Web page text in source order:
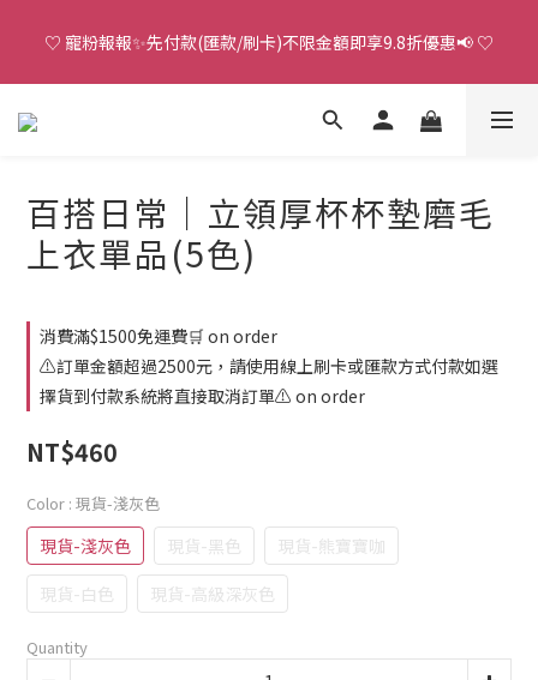
♡ 官 網 訂 單 滿 NT.1500 即 享 免 運 費 🚚💨 ♡
♡ 寵粉報報✨先付款(匯款/刷卡)不限金額即享9.8折優惠📢 ♡
單 筆 購 物 滿 NT.5000 即 享「 V I P 」一 整 年 不 限 金 額 9 . 5 折
♡ 官 網 訂 單 滿 NT.1500 即 享 免 運 費 🚚💨 ♡
百搭日常｜立領厚杯杯墊磨毛
上衣單品(5色)
消費滿$1500免運費🛒 on order
⚠️訂單金額超過2500元，請使用線上刷卡或匯款方式付款如選
擇貨到付款系統將直接取消訂單⚠️ on order
NT$460
Color : 現貨-淺灰色
現貨-淺灰色 現貨-黑色
現貨-熊寶寶咖
現貨-白色
現貨-高級深灰色
Quantity